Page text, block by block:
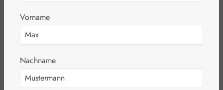
Bildergalerie überspringen
Vorname
Nachname